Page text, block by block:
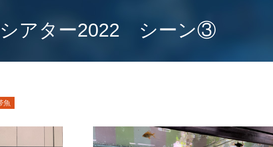
アター2022 シーン③
魚